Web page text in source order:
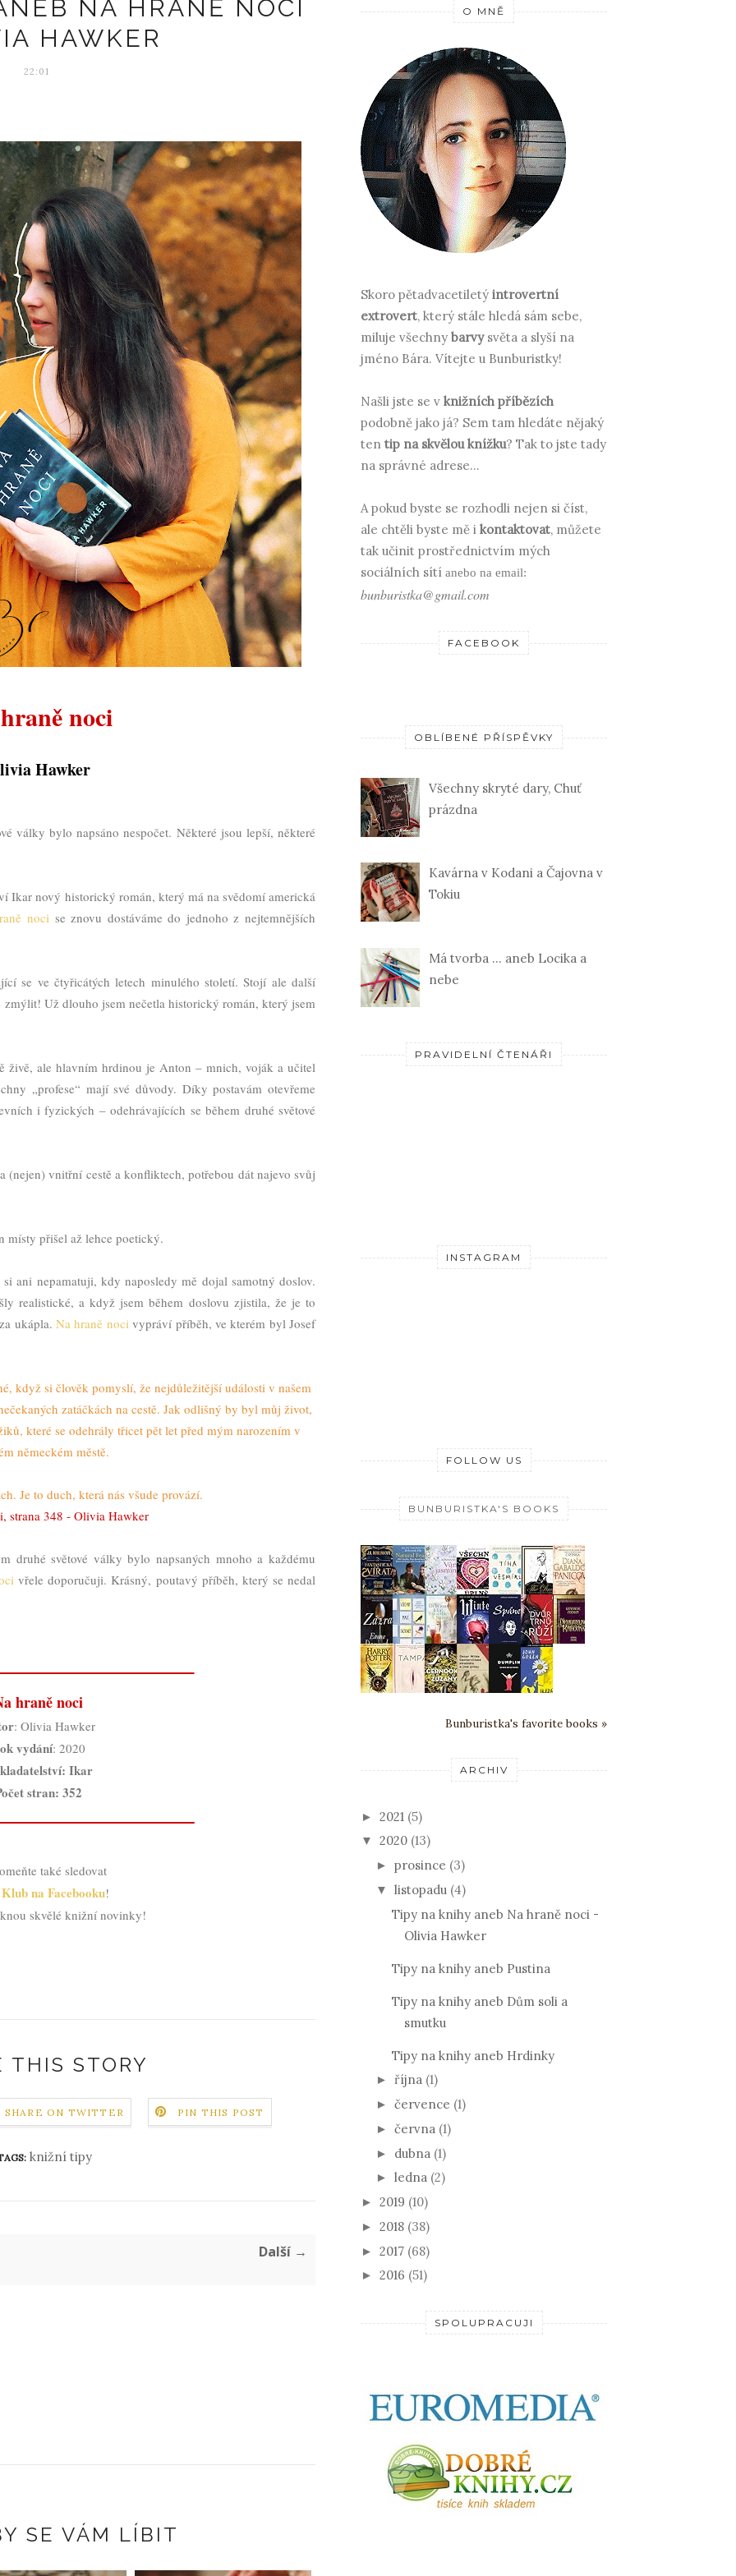
NA HRANĚ NOCI
HAWKER
22:01
noci
Hawker
války bylo napsáno nespočet. Některé jsou lepší, některé
Ikar nový historický román, který má na svědomí americká
noci se znovu dostáváme do jednoho z nejtemnějších
se ve čtyřicátých letech minulého století. Stojí ale další
Už dlouho jsem nečetla historický román, který jsem
živě, ale hlavním hrdinou je Anton – mnich, voják a učitel
„profese“ mají své důvody. Díky postavám otevřeme
i fyzických – odehrávajících se během druhé světové
(nejen) vnitřní cestě a konfliktech, potřebou dát najevo svůj
místy přišel až lehce poetický.
ani nepamatuji, kdy naposledy mě dojal samotný doslov.
realistické, a když jsem během doslovu zjistila, že je to
ukápla. Na hraně nocivypráví příběh, ve kterém byl Josef
když si člověk pomyslí, že nejdůležitější události v našem
zatáčkách na cestě. Jak odlišný by byl můj život,
které se odehrály třicet pět let před mým narozením v
německém městě.
Je to duch, která nás všude provází.
strana 348 - Olivia Hawker
druhé světové války bylo napsaných mnoho a každému
vřele doporučuji. Krásný, poutavý příběh, který se nedal
hraně noci
: Olivia Hawker
vydání: 2020
: Ikar
stran: 352
také sledovat
na Facebooku!
skvělé knižní novinky!
THIS STORY
SHARE ON TWITTER PIN THIS POST
knižní tipy
Další →
SE VÁM LÍBIT
O MNĚ
Skoro pětadvacetiletý introvertní
extrovert, který stále hledá sám sebe,
miluje všechny barvy světa a slyší na
jméno Bára. Vítejte u Bunburistky!
Našli jste se v knižních příbězích
podobně jako já? Sem tam hledáte nějaký
ten tip na skvělou knížku? Tak to jste tady
na správné adrese...
A pokud byste se rozhodli nejen si číst,
ale chtěli byste mě i kontaktovat, můžete
tak učinit prostřednictvím mých
sociálních sítí anebo na email:
bunburistka@gmail.com
FACEBOOK
OBLÍBENÉ PŘÍSPĚVKY
Všechny skryté dary, Chuť
prázdna
Kavárna v Kodani a Čajovna v
Tokiu
Má tvorba ... aneb Locika a
nebe
PRAVIDELNÍ ČTENÁŘI
INSTAGRAM
FOLLOW US
BUNBURISTKA'S BOOKS
Bunburistka's favorite books »
ARCHIV
► 2021 (5)
▼ 2020 (13)
► prosince (3)
▼ listopadu (4)
Tipy na knihy aneb Na hraně noci -
Olivia Hawker
Tipy na knihy aneb Pustina
Tipy na knihy aneb Dům soli a
smutku
Tipy na knihy aneb Hrdinky
► října (1)
► července (1)
► června (1)
► dubna (1)
► ledna (2)
► 2019 (10)
► 2018 (38)
► 2017 (68)
► 2016 (51)
SPOLUPRACUJI